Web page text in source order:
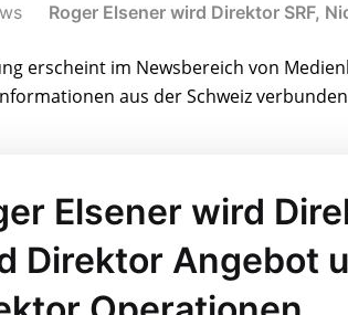
Roger Elsener wird Direktor SRF,
erscheint im Newsbereich von
aus der Schweiz
Elsener wird
Direktor Angebot